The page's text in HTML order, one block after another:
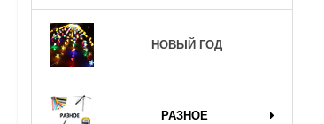
НОВЫЙ ГОД
РАЗНОЕ